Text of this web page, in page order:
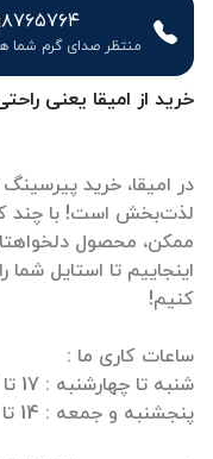
خرید از امیقا یعنی
در امیقا، خرید
لذت‌بخش است! با چند
ممکن، محصول
اینجاییم تا استایل
منتظر صدای گرم شما